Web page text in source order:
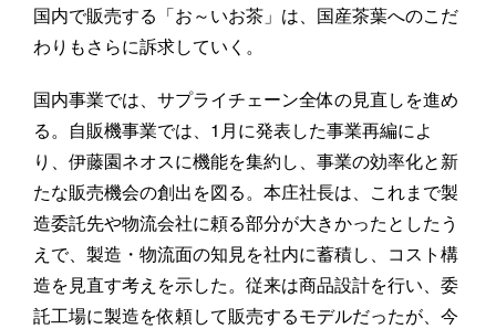
国内で販売する「お～いお茶」は、国産茶葉へのこだ
わりもさらに訴求していく。
国内事業では、サプライチェーン全体の見直しを進め
る。自販機事業では、1月に発表した事業再編によ
り、伊藤園ネオスに機能を集約し、事業の効率化と新
たな販売機会の創出を図る。本庄社長は、これまで製
造委託先や物流会社に頼る部分が大きかったとしたう
えで、製造・物流面の知見を社内に蓄積し、コスト構
造を見直す考えを示した。従来は商品設計を行い、委
託工場に製造を依頼して販売するモデルだったが、今